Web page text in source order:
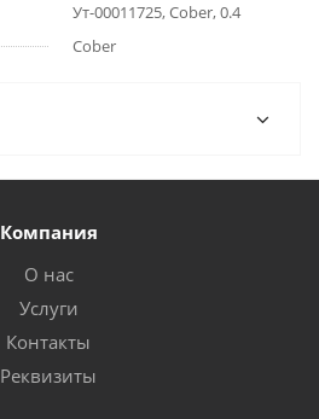
Ут-00011725, Cober, 0.4
Cober
Компания
О нас
Услуги
Контакты
Реквизиты